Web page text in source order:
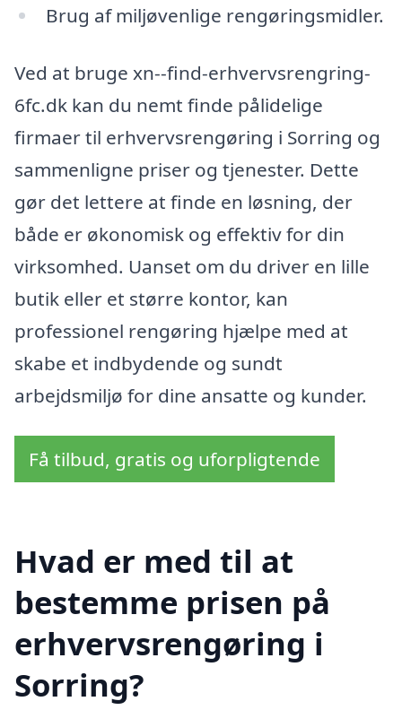
Brug af miljøvenlige rengøringsmidler.
Ved at bruge xn--find-erhvervsrengring-
6fc.dk kan du nemt finde pålidelige
firmaer til erhvervsrengøring i Sorring og
sammenligne priser og tjenester. Dette
gør det lettere at finde en løsning, der
både er økonomisk og effektiv for din
virksomhed. Uanset om du driver en lille
butik eller et større kontor, kan
professionel rengøring hjælpe med at
skabe et indbydende og sundt
arbejdsmiljø for dine ansatte og kunder.
Få tilbud, gratis og uforpligtende
Hvad er med til at
bestemme prisen på
erhvervsrengøring i
Sorring?